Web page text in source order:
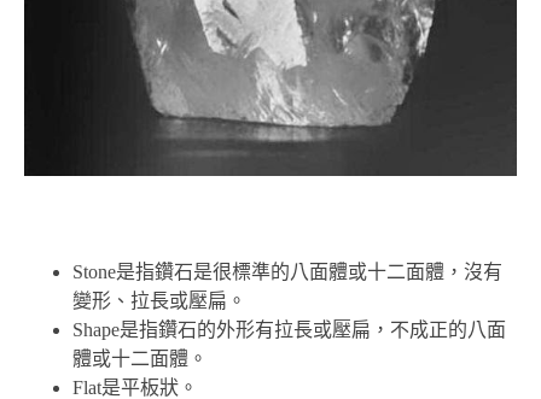
Stone是指鑽石是很標準的八面體或十二面體，沒有
變形、拉長或壓扁。
Shape是指鑽石的外形有拉長或壓扁，不成正的八面
體或十二面體。
Flat是平板狀。